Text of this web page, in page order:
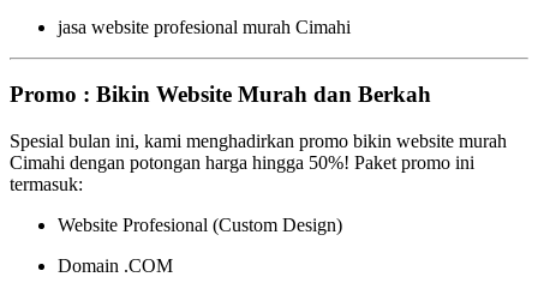
jasa website profesional murah Cimahi
Promo : Bikin Website Murah dan Berkah
Spesial bulan ini, kami menghadirkan promo bikin website murah
Cimahi dengan potongan harga hingga 50%! Paket promo ini
termasuk:
Website Profesional (Custom Design)
Domain .COM